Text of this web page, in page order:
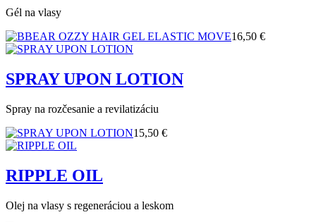
Gél na vlasy
16,50 €
SPRAY UPON LOTION
Spray na rozčesanie a revilatizáciu
15,50 €
RIPPLE OIL
Olej na vlasy s regeneráciou a leskom